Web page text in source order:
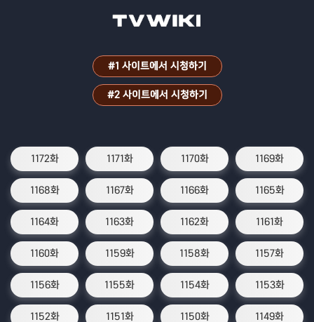
#1 사이트에서 시청하기
#2 사이트에서 시청하기
1172화 1171화 1170화 1169화
1168화 1167화 1166화 1165화
1164화 1163화 1162화 1161화
1160화 1159화 1158화 1157화
1156화 1155화 1154화 1153화
1152화 1151화 1150화 1149화